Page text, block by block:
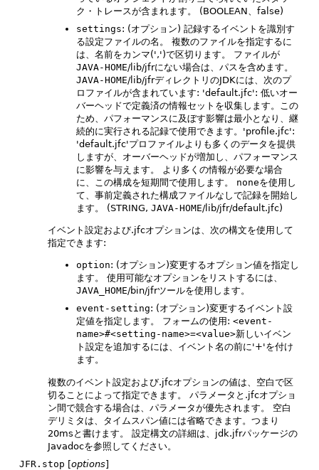
ク・トレースが含まれます。
(BOOLEAN、false)
settings: (オプション) 記録するイベントを識別す
る設定ファイルの名。
複数のファイルを指定するに
は、名前をカンマ(',')で区切ります。
ファイルが
JAVA-HOME/lib/jfrにない場合は、パスを含めます。
JAVA-HOME/lib/jfrディレクトリのJDKには、次のプ
ロファイルが含まれています: 'default.jfc': 低いオー
バーヘッドで定義済の情報セットを収集します。この
ため、パフォーマンスに及ぼす影響は最小となり、継
続的に実行される記録で使用できます。'profile.jfc':
'default.jfc'プロファイルよりも多くのデータを提供
しますが、オーバーヘッドが増加し、パフォーマンス
に影響を与えます。
より多くの情報が必要な場合
に、この構成を短期間で使用します。
noneを使用し
て、事前定義された構成ファイルなしで記録を開始し
ます。
(STRING, JAVA-HOME/lib/jfr/default.jfc)
イベント設定および.jfcオプションは、次の構文を使用して
指定できます:
option: (オプション)変更するオプション値を指定し
ます。
使用可能なオプションをリストするには、
JAVA_HOME/bin/jfrツールを使用します。
event-setting: (オプション)変更するイベント設
定値を指定します。
フォームの使用: <event-
name>#<setting-name>=<value>新しいイベン
ト設定を追加するには、イベント名の前に'+'を付け
ます。
複数のイベント設定および.jfcオプションの値は、空白で区
切ることによって指定できます。
パラメータと.jfcオプショ
ン間で競合する場合は、パラメータが優先されます。
空白
デリミタは、タイムスパン値には省略できます。つまり
20msと書けます。
設定構文の詳細は、jdk.jfrパッケージの
Javadocを参照してください。
JFR.stop [options]